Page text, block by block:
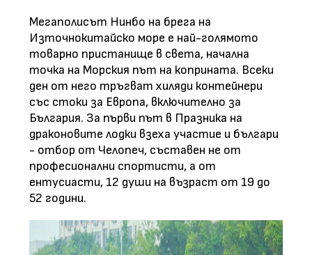
Мегаполисът Нинбо на брега на
Източнокитайско море е най-голямото
товарно пристанище в света, начална
точка на Морския път на коприната. Всеки
ден от него тръгват хиляди контейнери
със стоки за Европа, включително за
България. За първи път в Празника на
драконовите лодки взеха участие и българи
- отбор от Челопеч, съставен не от
професионални спортисти, а от
ентусиасти, 12 души на възраст от 19 до
52 години.